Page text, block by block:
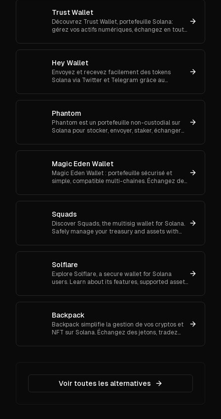
Trust Wallet
Découvrez Trust Wallet, portefeuille Solana:
gérez vos actifs numériques, échangez en toute
décentralisées.
Hey Wallet
Envoyez et recevez facilement des tokens
Solana via Twitter et Telegram grâce au
Hey Wallet.
Phantom
Phantom est un portefeuille non-custodial sur
Solana pour stocker, envoyer, staker, échanger
Essayez Phantom.
Magic Eden Wallet
Magic Eden Wallet : portefeuille sécurisé et
simple, compatible multi-chaînes. Échangez des
Ethereum et Bitcoin.
Squads
Discover Squads, the multisig wallet for Solana.
Safely manage your treasury and assets with
features.
Solflare
Explore Solflare, a secure wallet for Solana
users. Learn about its features, supported assets,
questions.
Backpack
Backpack simplifie la gestion de vos cryptos et
NFT sur Solana. Échangez des jetons, tradez
dApps.
Voir toutes les alternatives